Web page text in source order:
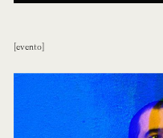
evento